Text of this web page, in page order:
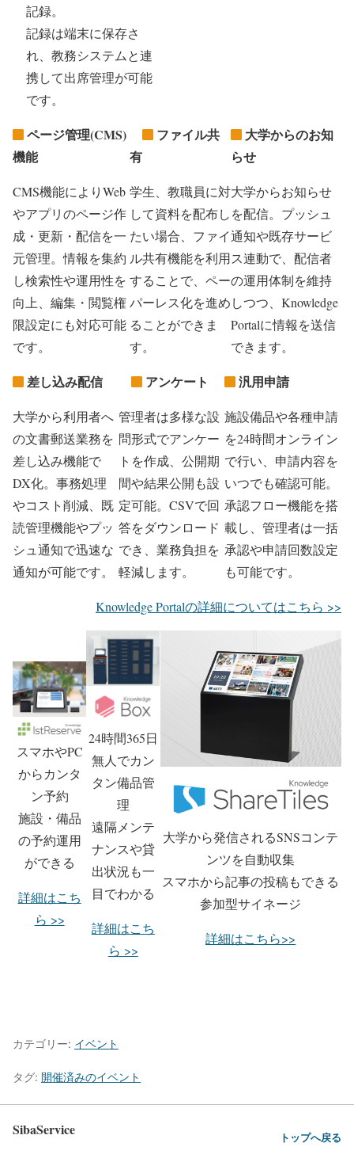
記録。
記録は端末に保存さ
れ、教務システムと連
携して出席管理が可能
です。
ページ管理(CMS)
機能
CMS機能によりWeb
やアプリのページ作
成・更新・配信を一
元管理。情報を集約
し検索性や運用性を
向上、編集・閲覧権
限設定にも対応可能
です。
ファイル共
有
学生、教職員に対
して資料を配布し
たい場合、ファイ
ル共有機能を利用
することで、ペー
パーレス化を進め
ることができま
す。
大学からのお知
らせ
大学からお知らせ
を配信。プッシュ
通知や既存サービ
ス連動で、配信者
の運用体制を維持
しつつ、Knowledge
Portalに情報を送信
できます。
差し込み配信
大学から利用者へ
の文書郵送業務を
差し込み機能で
DX化。事務処理
やコスト削減、既
読管理機能やプッ
シュ通知で迅速な
通知が可能です。
アンケート
管理者は多様な設
問形式でアンケー
トを作成、公開期
間や結果公開も設
定可能。CSVで回
答をダウンロード
でき、業務負担を
軽減します。
汎用申請
施設備品や各種申請
を24時間オンライン
で行い、申請内容を
いつでも確認可能。
承認フロー機能を搭
載し、管理者は一括
承認や申請回数設定
も可能です。
Knowledge Portalの詳細についてはこちら >>
スマホやPC
からカンタ
ン予約
施設・備品
の予約運用
ができる
詳細はこち
ら >>
24時間365日
無人でカン
タン備品管
理
遠隔メンテ
ナンスや貸
出状況も一
目でわかる
詳細はこち
ら >>
大学から発信されるSNSコンテ
ンツを自動収集
スマホから記事の投稿もできる
参加型サイネージ
詳細はこちら>>
カテゴリー: イベント
タグ: 開催済みのイベント
SibaService トップへ戻る